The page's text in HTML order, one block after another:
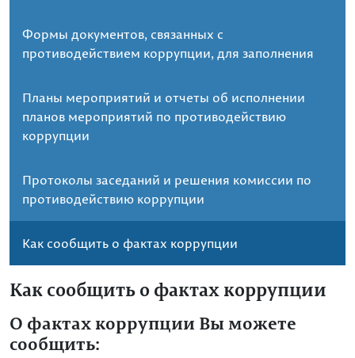
Формы документов, связанных с
противодействием коррупции, для заполнения
Планы мероприятий и отчеты об исполнении
планов мероприятий по противодействию
коррупции
Протоколы заседаний и решения комиссии по
противодействию коррупции
Как сообщить о фактах коррупции
Как сообщить о фактах коррупции
О фактах коррупции Вы можете
сообщить: